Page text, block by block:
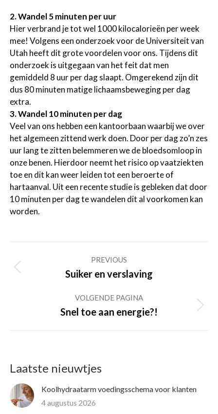
2. Wandel 5 minuten per uur
Hier verbrand je tot wel 1000 kilocalorieën per week
mee! Volgens een onderzoek voor de Universiteit van
Utah heeft dit grote voordelen voor ons. Tijdens dit
onderzoek is uitgegaan van het feit dat men
gemiddeld 8 uur per dag slaapt. Omgerekend zijn dit
dus 80 minuten matige lichaamsbeweging per dag
extra.
3. Wandel 10 minuten per dag
Veel van ons hebben een kantoorbaan waarbij we over
het algemeen zittend werk doen. Door per dag zo’n zes
uur lang te zitten belemmeren we de bloedsomloop in
onze benen. Hierdoor neemt het risico op vaatziekten
toe en dit kan weer leiden tot een beroerte of
hartaanval. Uit een recente studie is gebleken dat door
10 minuten per dag te wandelen dit al voorkomen kan
worden.
navigation
PREVIOUS
Previous
Suiker en verslaving
VOLGENDE PAGINA
Volgende
Snel toe aan energie?!
Laatste nieuwtjes
Koolhydraatarm voedingsschema voor klanten
4 augustus 2026